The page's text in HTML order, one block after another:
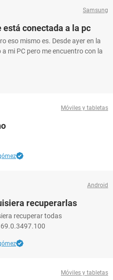
Samsung
conectada a la pc
eso mismo es. Desde ayer en la
mi PC pero me encuentro con la
Móviles y tabletas
Android
recuperarlas
recuperar todas
Móviles y tabletas